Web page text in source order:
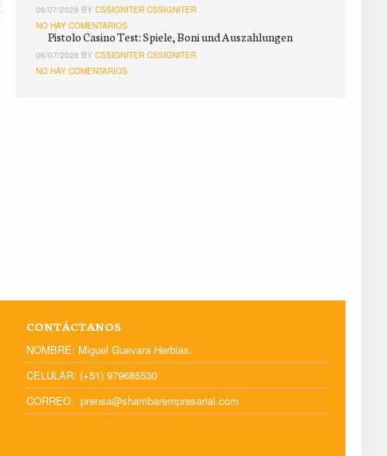
06/07/2026 BY CSSIGNITER CSSIGNITER
NO HAY COMENTARIOS
Pistolo Casino Test: Spiele, Boni und Auszahlungen
06/07/2026 BY CSSIGNITER CSSIGNITER
NO HAY COMENTARIOS
CONTÁCTANOS
NOMBRE: Miguel Guevara Herbias.
CELULAR: (+51) 979685530
CORREO: prensa@shambarempresarial.com